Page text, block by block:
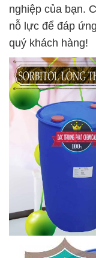
nghiệp của bạn.
nỗ lực để đáp
quý khách hàng!